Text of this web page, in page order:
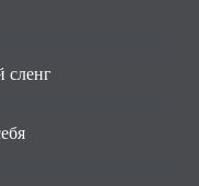
сленг